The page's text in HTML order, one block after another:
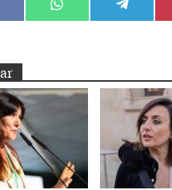
Compartir
en
Compartir
en